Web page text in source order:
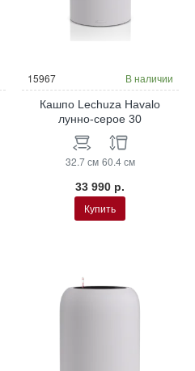
15967 В наличии
Кашпо Lechuza Havalo
лунно-серое 30
32.7 см 60.4 см
33 990 р.
Купить